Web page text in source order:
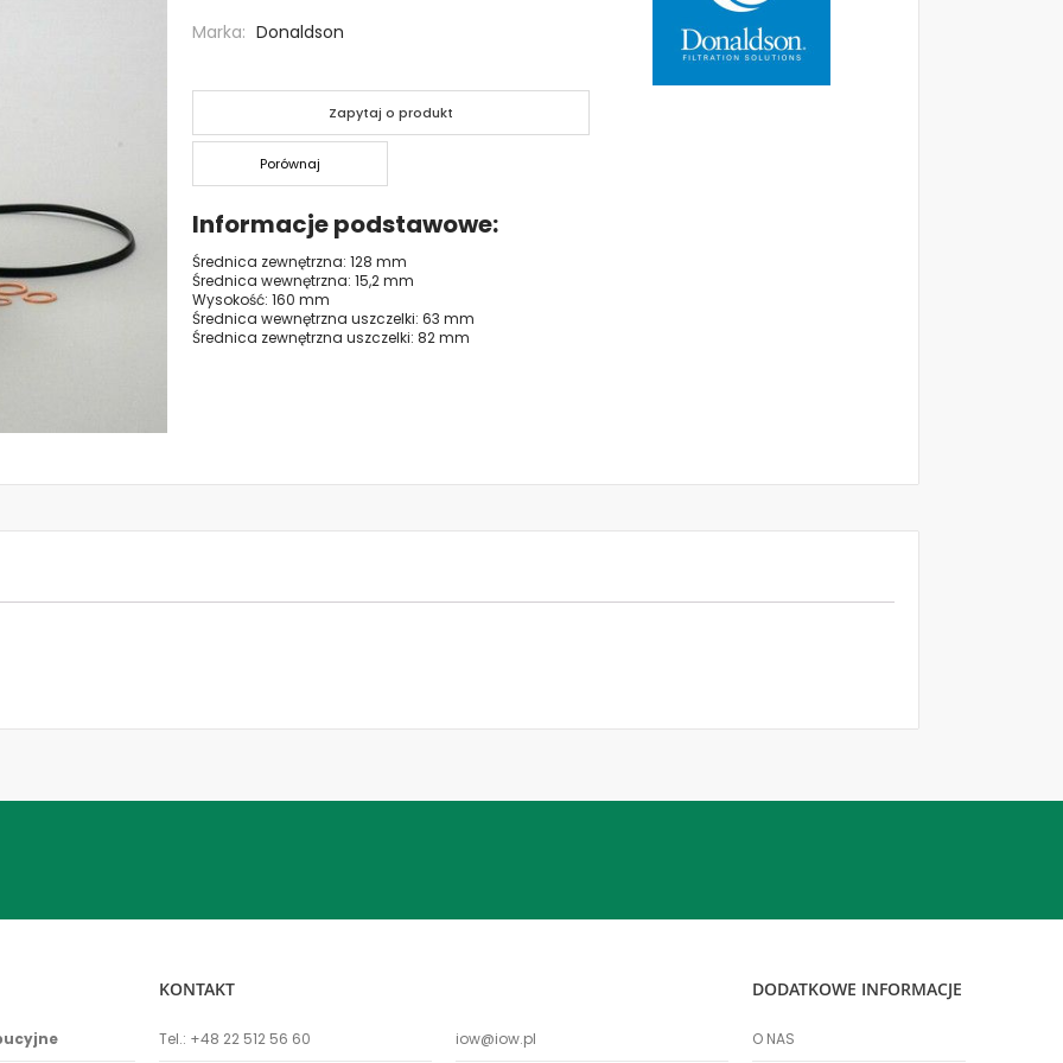
Marka Donaldson
Informacje podstawowe
Średnica zewnętrzna: 128 mm
Średnica wewnętrzna: 15,2 mm
Wysokość: 160 mm
Średnica wewnętrzna uszczelki: 63 mm
Średnica zewnętrzna uszczelki: 82 mm
Zapytaj o produkt
Porównaj
KONTAKT
Tel.: +48 22 512 56 60 iow@iow.pl
DODATKOWE INFORMACJE
O NAS